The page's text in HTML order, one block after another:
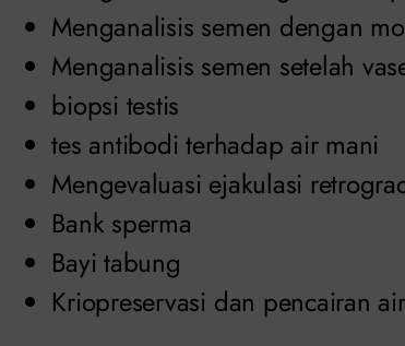
Menganalisis semen dengan
Menganalisis semen setelah
biopsi testis
tes antibodi terhadap air mani
Mengevaluasi ejakulasi
Bank sperma
Bayi tabung
Kriopreservasi dan pencairan